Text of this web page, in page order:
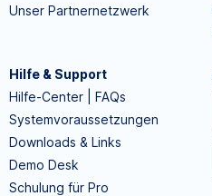
Unser Partnernetzwerk
Hilfe & Support
Hilfe-Center | FAQs
Systemvoraussetzungen
Downloads & Links
Demo Desk
Schulung für Pro